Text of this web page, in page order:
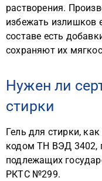
растворения.
избежать излишков
составе есть
сохраняют их
Нужен ли
стирки
Гель для стирки,
кодом ТН ВЭД 3402,
подлежащих
РКТС №299.